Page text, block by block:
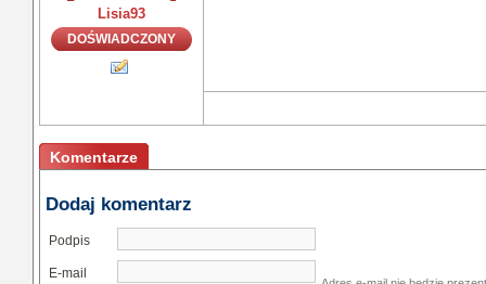
Lisia93
DOŚWIADCZONY
Komentarze
Dodaj komentarz
Podpis
E-mail